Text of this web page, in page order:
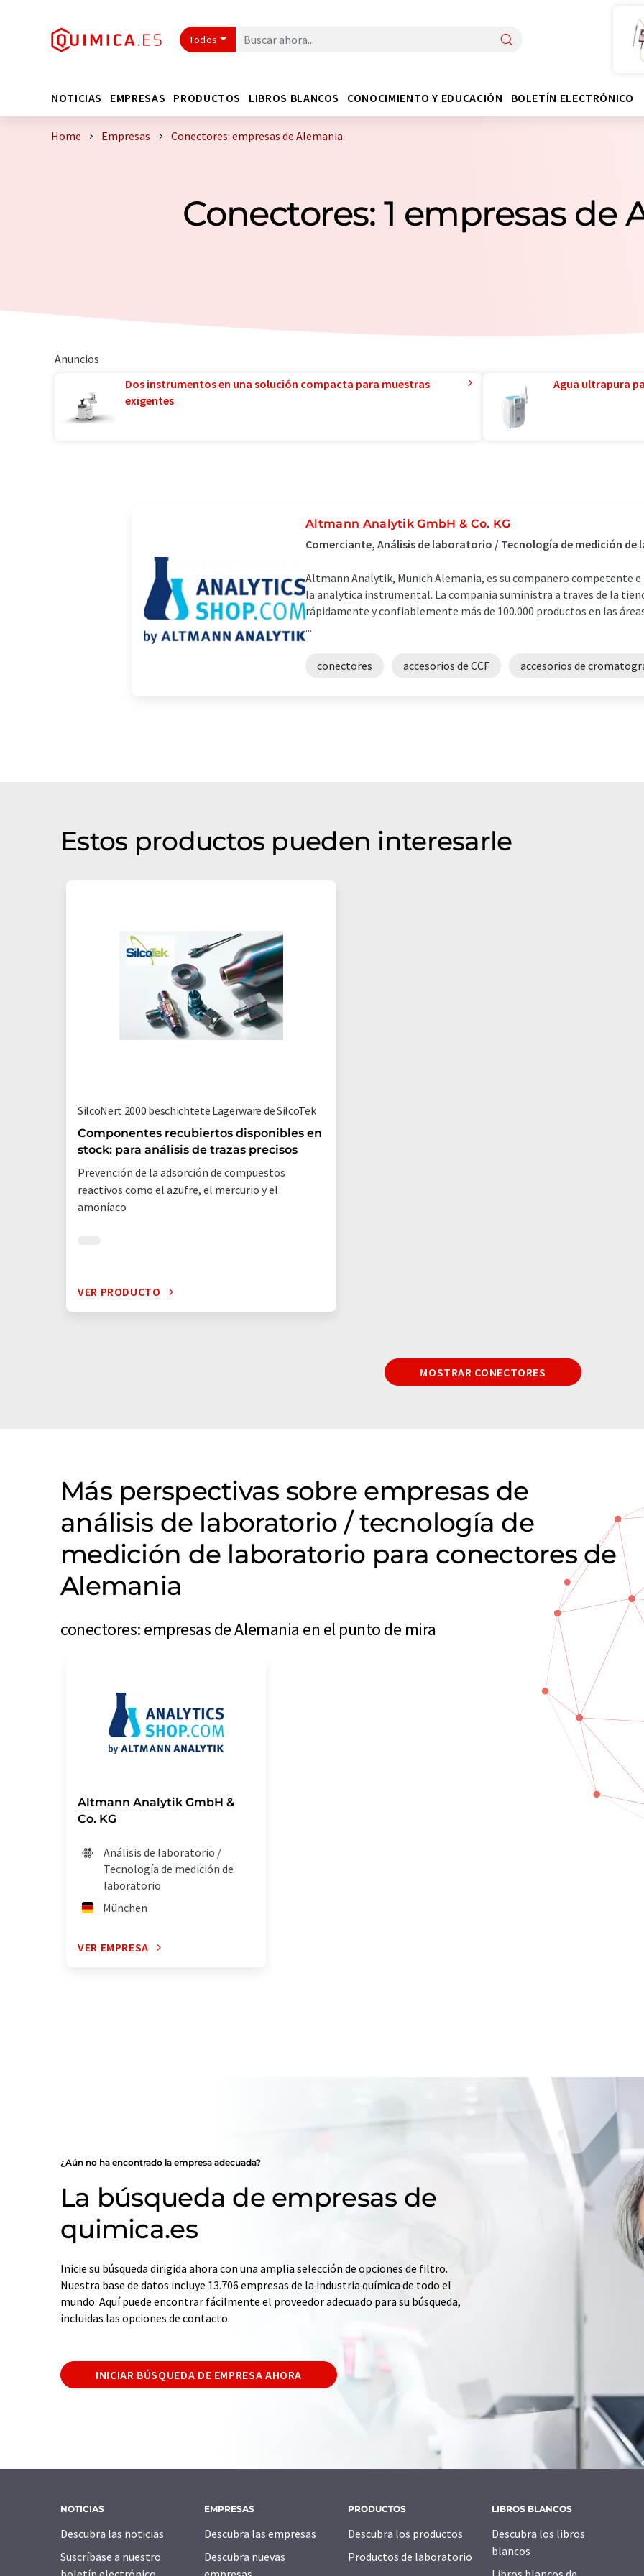
Todos
NOTICIAS EMPRESAS PRODUCTOS LIBROS BLANCOS CONOCIMIENTO Y EDUCACIÓN BOLETÍN ELECTRÓNICO
Home Empresas Conectores: empresas de Alemania
Conectores: 1 empresas de
Anuncios
Dos instrumentos en una solución compacta para muestras
exigentes
Agua ultrapura
Altmann Analytik GmbH & Co. KG
Comerciante, Análisis de laboratorio / Tecnología de medición
Altmann Analytik, Munich Alemania, es su companero competente
la analytica instrumental. La compania suministra a traves de la
rápidamente y confiablemente más de 100.000 productos en las
...
conectores accesorios de CCF accesorios de
Estos productos pueden interesarle
SilcoNert 2000 beschichtete Lagerware de SilcoTek
Componentes recubiertos disponibles en
stock: para análisis de trazas precisos
Prevención de la adsorción de compuestos
reactivos como el azufre, el mercurio y el
amoníaco
VER PRODUCTO
MOSTRAR CONECTORES
Más perspectivas sobre empresas de
análisis de laboratorio / tecnología de
medición de laboratorio para conectores de
Alemania
conectores: empresas de Alemania en el punto de mira
Altmann Analytik GmbH &
Co. KG
Análisis de laboratorio /
Tecnología de medición de
laboratorio
München
VER EMPRESA
¿Aún no ha encontrado la empresa adecuada?
La búsqueda de empresas de
quimica.es
Inicie su búsqueda dirigida ahora con una amplia selección de opciones de filtro.
Nuestra base de datos incluye 13.706 empresas de la industria química de todo el
mundo. Aquí puede encontrar fácilmente el proveedor adecuado para su búsqueda,
incluidas las opciones de contacto.
INICIAR BÚSQUEDA DE EMPRESA AHORA
NOTICIAS
Descubra las noticias
Suscríbase a nuestro
EMPRESAS
Descubra las empresas
Descubra nuevas
PRODUCTOS
Descubra los productos
Productos de laboratorio
LIBROS BLANCOS
Descubra los libros
blancos